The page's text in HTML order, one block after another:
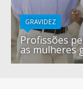
GRAVIDEZ
Profissões
as mulheres